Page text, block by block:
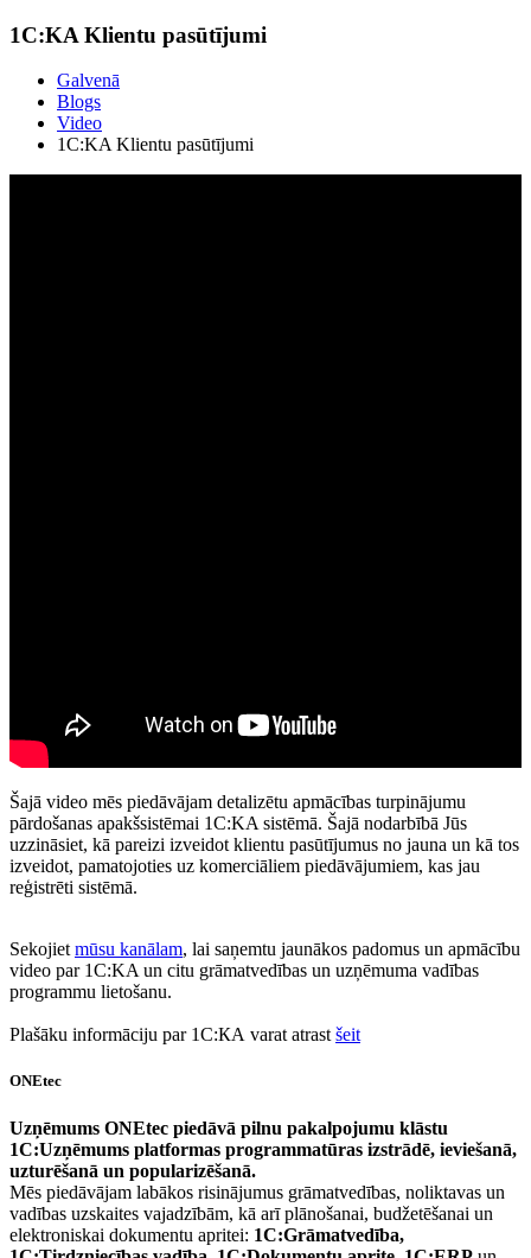
1C:KA Klientu pasūtījumi
Galvenā
Blogs
Video
1C:KA Klientu pasūtījumi
Šajā video mēs piedāvājam detalizētu apmācības turpinājumu
pārdošanas apakšsistēmai 1C:KA sistēmā. Šajā nodarbībā Jūs
uzzināsiet, kā pareizi izveidot klientu pasūtījumus no jauna un kā tos
izveidot, pamatojoties uz komerciāliem piedāvājumiem, kas jau
reģistrēti sistēmā.
Sekojiet mūsu kanālam, lai saņemtu jaunākos padomus un apmācību
video par 1C:KA un citu grāmatvedības un uzņēmuma vadības
programmu lietošanu.
Plašāku informāciju par 1C:КА varat atrast šeit
ONEtec
Uzņēmums ONEtec piedāvā pilnu pakalpojumu klāstu
1C:Uzņēmums platformas programmatūras izstrādē, ieviešanā,
uzturēšanā un popularizēšanā.
Mēs piedāvājam labākos risinājumus grāmatvedības, noliktavas un
vadības uzskaites vajadzībām, kā arī plānošanai, budžetēšanai un
elektroniskai dokumentu apritei: 1C:Grāmatvedība,